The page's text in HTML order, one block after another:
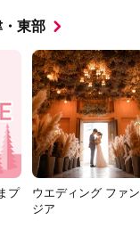
東部
プ
ウエディング ファ
ジア